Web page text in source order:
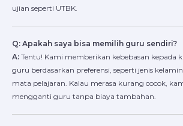
ujian seperti UTBK.
Q: Apakah saya bisa memilih guru sendiri?
A: Tentu! Kami memberikan kebebasan kepada
guru berdasarkan preferensi, seperti jenis
mata pelajaran. Kalau merasa kurang cocok,
mengganti guru tanpa biaya tambahan.